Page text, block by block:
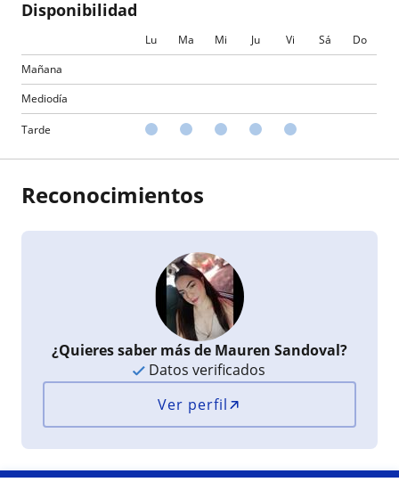
Disponibilidad
Lu Ma Mi Ju Vi Sá
Do
Mañana
Mediodía
Tarde
Reconocimientos
¿Quieres saber más de Mauren Sandoval?
Datos verificados
Ver perfil